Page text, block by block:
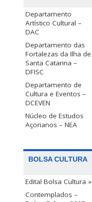
Departamento
Artístico Cultural –
DAC
Departamento das
Fortalezas da Ilha de
Santa Catarina –
DFISC
Departamento de
Cultura e Eventos –
DCEVEN
Núcleo de Estudos
Açorianos – NEA
BOLSA CULTURA
Edital Bolsa Cultura »
Contemplados –